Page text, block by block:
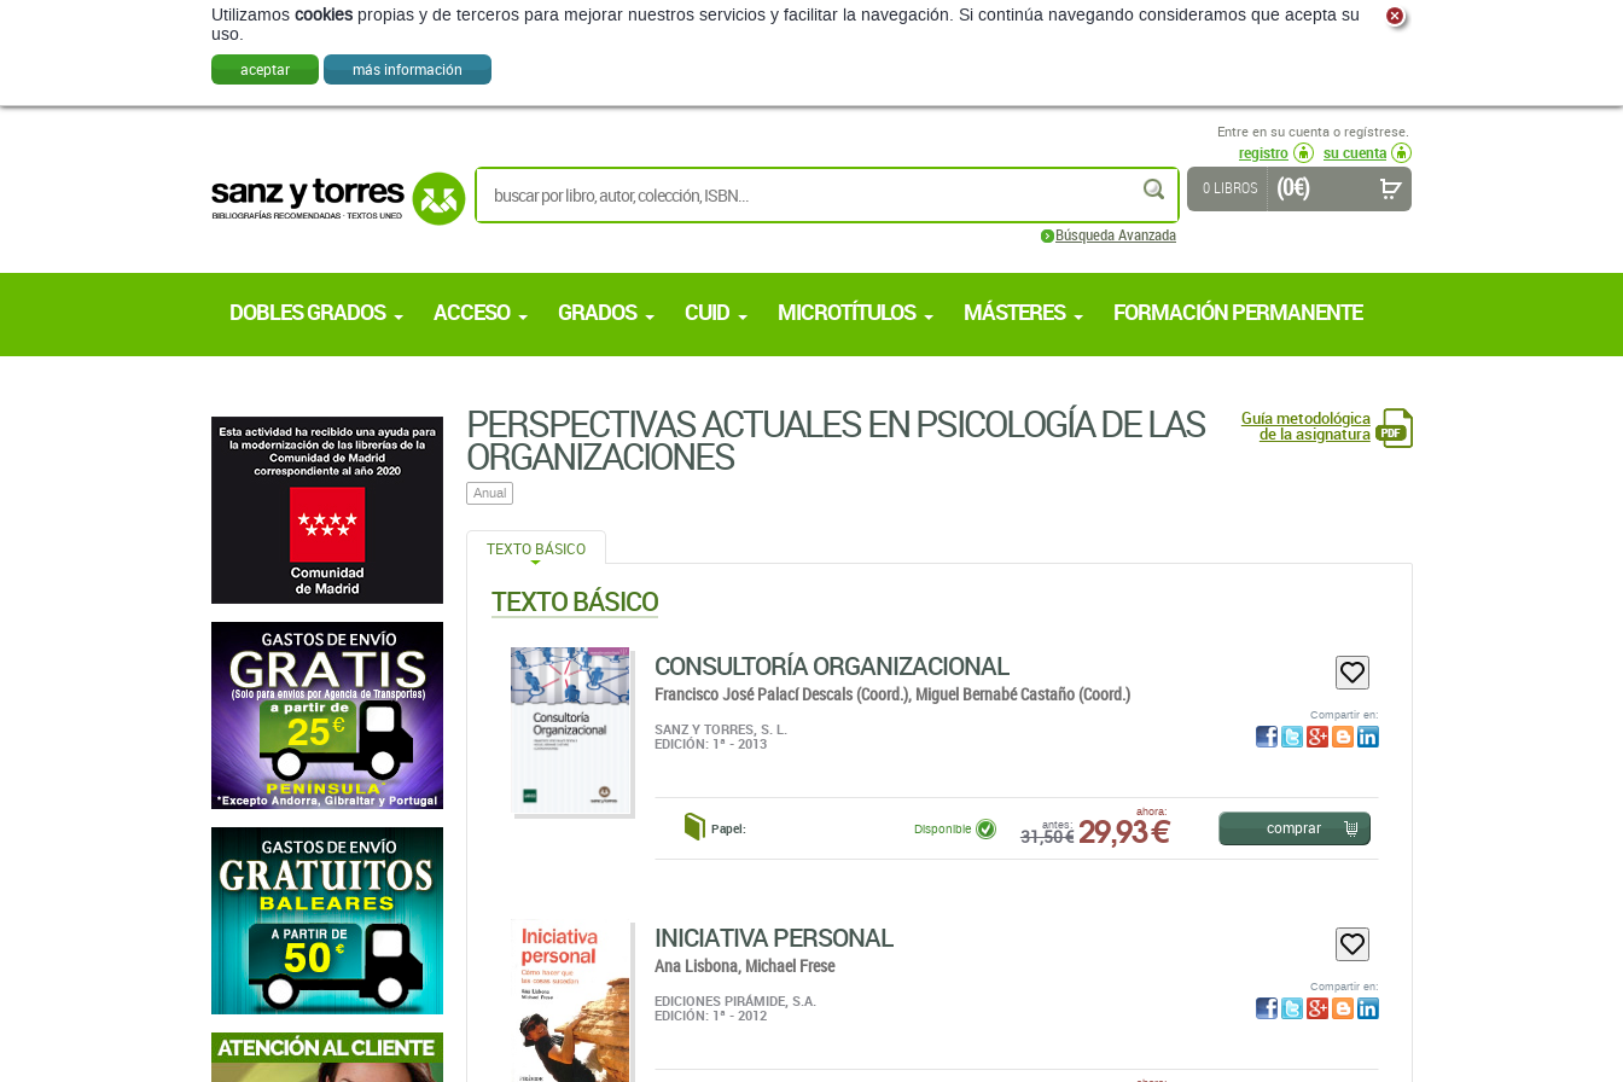
Utilizamos cookies propias y de terceros para mejorar nuestros servicios y facilitar la navegación. Si continúa navegando consideramos que acepta su
uso.
aceptar más información
Entre en su cuenta o regístrese.
registro
su cuenta
buscar
Búsqueda Avanzada
0 LIBROS (0 €)
DOBLES GRADOS ACCESO GRADOS CUID MICROTÍTULOS MÁSTERES FORMACIÓN PERMANENTE
PERSPECTIVAS ACTUALES EN PSICOLOGÍA DE LAS
ORGANIZACIONES
Anual
Guía metodológica
de la asignatura
TEXTO BÁSICO
TEXTO BÁSICO
CONSULTORÍA ORGANIZACIONAL
Francisco José Palací Descals (Coord.), Miguel Bernabé Castaño (Coord.)
SANZ Y TORRES, S. L.
EDICIÓN: 1ª - 2013
Compartir en:
Papel: antes:
31,50 €
ahora:
29,93 €
Disponible comprar
INICIATIVA PERSONAL
Ana Lisbona, Michael Frese
EDICIONES PIRÁMIDE, S.A.
EDICIÓN: 1ª - 2012
Compartir en: